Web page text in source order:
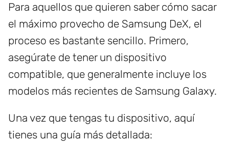
Para aquellos que quieren saber cómo sacar
el máximo provecho de Samsung DeX, el
proceso es bastante sencillo. Primero,
asegúrate de tener un dispositivo
compatible, que generalmente incluye los
modelos más recientes de Samsung Galaxy.
Una vez que tengas tu dispositivo, aquí
tienes una guía más detallada: